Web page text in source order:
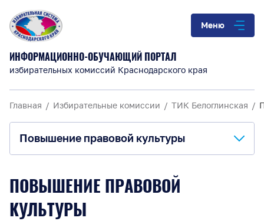
Меню
ИНФОРМАЦИОННО-ОБУЧАЮЩИЙ ПОРТАЛ
избирательных комиссий Краснодарского края
Главная Избирательные комиссии ТИК Белоглинская
Повышение правовой культуры
ПОВЫШЕНИЕ ПРАВОВОЙ
КУЛЬТУРЫ